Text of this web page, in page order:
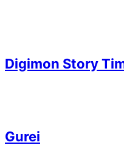
Digimon Story
Gurei